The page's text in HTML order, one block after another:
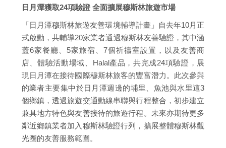
日月潭獲取24項驗證 全面擴展穆斯林旅遊市場
「日月潭穆斯林旅遊友善環境輔導計畫」自去年10月正
式啟動，共輔導20家業者通過穆斯林友善驗證，其中涵
蓋6家餐廳、5家旅宿、7個祈禱室設置，以及友善商
店、體驗活動場域、Halal產品，共完成24項驗證，展
現日月潭在接待國際穆斯林旅客的豐富潛力。此次參與
的業者主要集中於日月潭週邊的埔里、魚池與水里這3
個鄉鎮，透過旅遊交通動線串聯與行程整合，初步建立
兼具地方特色與友善接待的旅遊行程。未來亦期待更多
鄰近鄉鎮業者加入穆斯林驗證行列，擴展整體穆斯林觀
光圈的友善服務範圍。